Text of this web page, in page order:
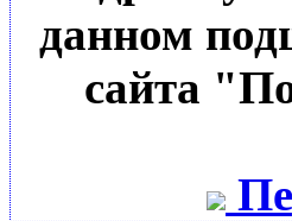
данном
сайта